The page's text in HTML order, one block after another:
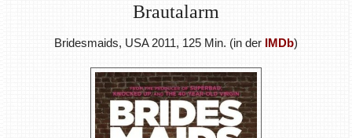
Brautalarm
Bridesmaids, USA 2011, 125 Min. (in der IMDb)